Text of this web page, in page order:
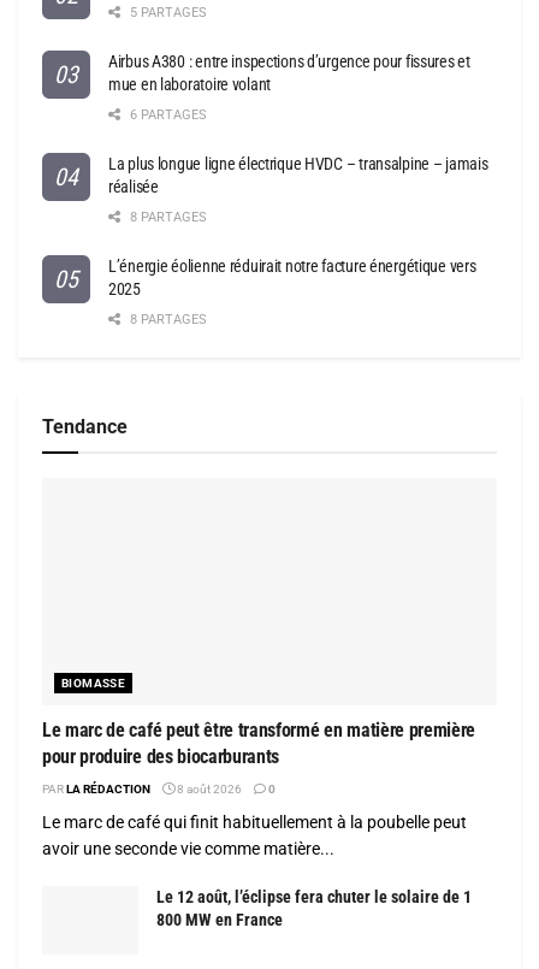
5 PARTAGES
Airbus A380 : entre inspections d’urgence pour fissures et
mue en laboratoire volant
6 PARTAGES
La plus longue ligne électrique HVDC – transalpine – jamais
réalisée
8 PARTAGES
L’énergie éolienne réduirait notre facture énergétique vers
2025
8 PARTAGES
Tendance
BIOMASSE
Le marc de café peut être transformé en matière première
pour produire des biocarburants
PARLA RÉDACTION 8 août 2026 0
Le marc de café qui finit habituellement à la poubelle peut
avoir une seconde vie comme matière...
Le 12 août, l’éclipse fera chuter le solaire de 1
800 MW en France